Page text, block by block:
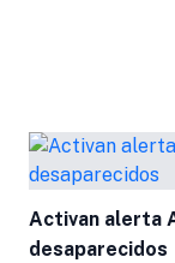
Activan alerta
desaparecidos